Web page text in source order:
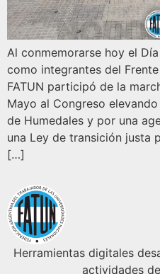
Al conmemorarse hoy el
como integrantes del
FATUN participó de la
Mayo al Congreso
de Humedales y por una
una Ley de transición justa
[…]
Herramientas digitales
actividades